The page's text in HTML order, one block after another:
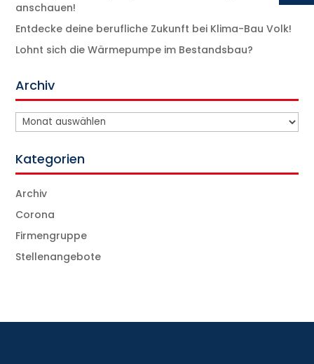
anschauen!
Entdecke deine berufliche Zukunft bei Klima-Bau Volk!
Lohnt sich die Wärmepumpe im Bestandsbau?
Archiv
Archiv
Kategorien
Archiv
Corona
Firmengruppe
Stellenangebote